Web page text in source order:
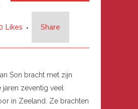
Likes Share
Son bracht met zijn
zeventig veel
in Zeeland. Ze brachten